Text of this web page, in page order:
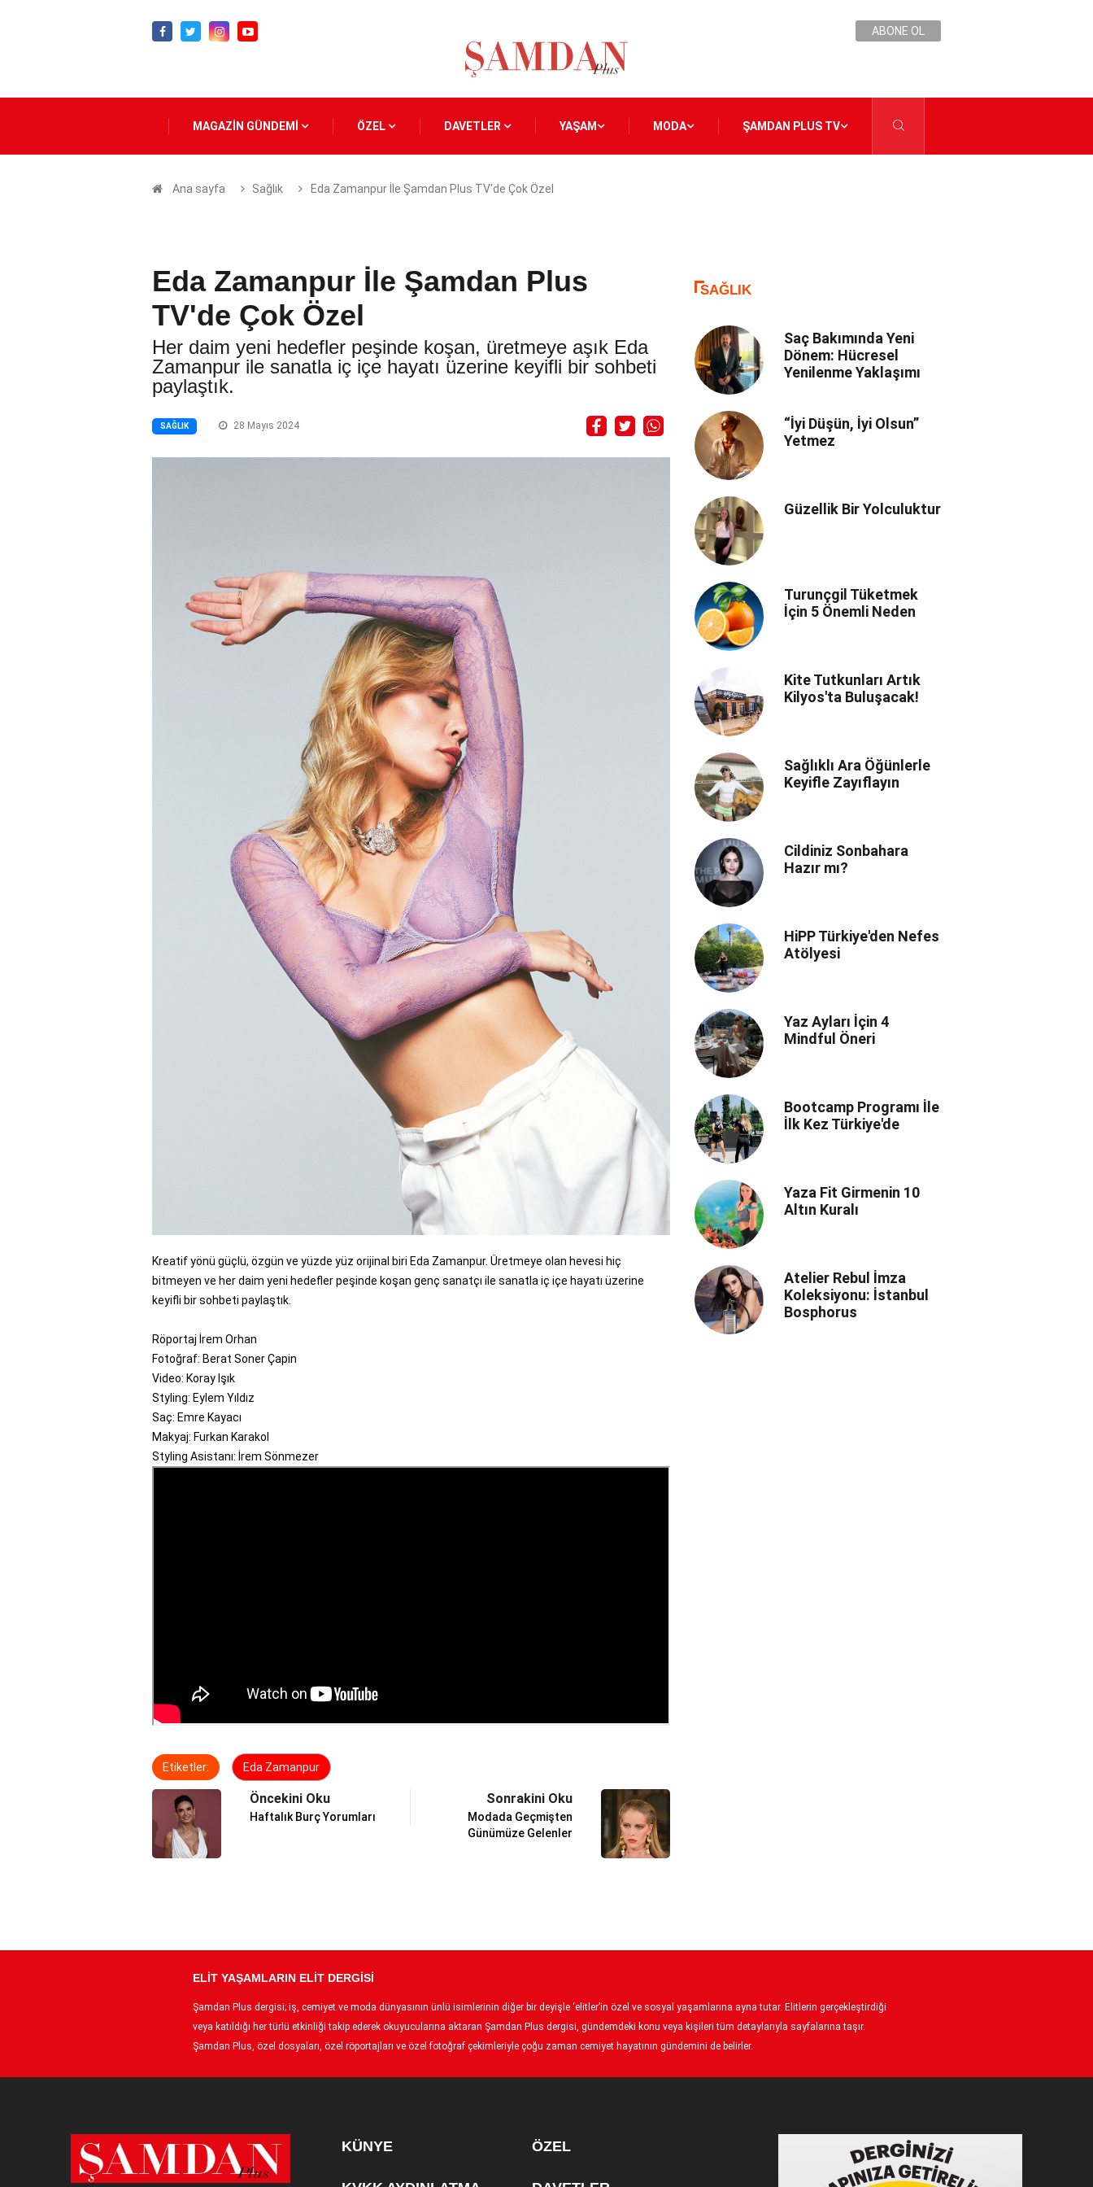
ABONE OL
MAGAZİN GÜNDEMİ ÖZEL DAVETLER YAŞAM MODA ŞAMDAN PLUS TV
Ana sayfa Sağlık Eda Zamanpur İle Şamdan Plus TV'de Çok Özel
Eda Zamanpur İle Şamdan Plus
TV'de Çok Özel
Her daim yeni hedefler peşinde koşan, üretmeye aşık Eda
Zamanpur ile sanatla iç içe hayatı üzerine keyifli bir sohbeti
paylaştık.
SAĞLIK 28 Mayıs 2024
Kreatif yönü güçlü, özgün ve yüzde yüz orijinal biri Eda Zamanpur. Üretmeye olan hevesi hiç
bitmeyen ve her daim yeni hedefler peşinde koşan genç sanatçı ile sanatla iç içe hayatı üzerine
keyifli bir sohbeti paylaştık.
Röportaj İrem Orhan
Fotoğraf: Berat Soner Çapin
Video: Koray Işık
Styling: Eylem Yıldız
Saç: Emre Kayacı
Makyaj: Furkan Karakol
Styling Asistanı: İrem Sönmezer
Etiketler: Eda Zamanpur
Öncekini Oku
Haftalık Burç Yorumları
Sonrakini Oku
Modada Geçmişten
Günümüze Gelenler
SAĞLIK
Saç Bakımında Yeni
Dönem: Hücresel
Yenilenme Yaklaşımı
“İyi Düşün, İyi Olsun”
Yetmez
Güzellik Bir Yolculuktur
Turunçgil Tüketmek
İçin 5 Önemli Neden
Kite Tutkunları Artık
Kilyos'ta Buluşacak!
Sağlıklı Ara Öğünlerle
Keyifle Zayıflayın
Cildiniz Sonbahara
Hazır mı?
HiPP Türkiye'den Nefes
Atölyesi
Yaz Ayları İçin 4
Mindful Öneri
Bootcamp Programı İle
İlk Kez Türkiye'de
Yaza Fit Girmenin 10
Altın Kuralı
Atelier Rebul İmza
Koleksiyonu: İstanbul
Bosphorus
ELİT YAŞAMLARIN ELİT DERGİSİ
Şamdan Plus dergisi; iş, cemiyet ve moda dünyasının ünlü isimlerinin diğer bir deyişle ‘elitler’in özel ve sosyal yaşamlarına ayna tutar. Elitlerin gerçekleştirdiği
veya katıldığı her türlü etkinliği takip ederek okuyucularına aktaran Şamdan Plus dergisi, gündemdeki konu veya kişileri tüm detaylarıyla sayfalarına taşır.
Şamdan Plus, özel dosyaları, özel röportajları ve özel fotoğraf çekimleriyle çoğu zaman cemiyet hayatının gündemini de belirler.
KÜNYE ÖZEL